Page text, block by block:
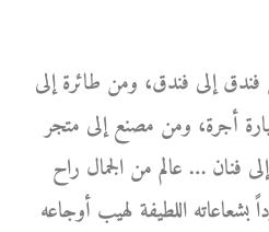
فندق إلى فندق، ومن طائرة إلى
أجرة، ومن مصنع إلى متجر
فنان … عالم من الجمال راح